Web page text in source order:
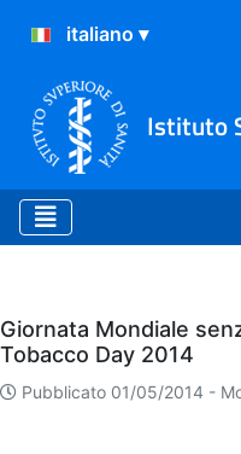
Istituto
Eventi
Giornata Mondiale
Tobacco Day 2014
Pubblicato 01/05/2014 -